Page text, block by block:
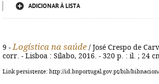
ADICIONAR À LISTA
9 - Logística na saúde / José Crespo de
corr. - Lisboa : Sílabo, 2016. - 320 p. : il. ; 24
Link persistente: http://id.bnportugal.gov.pt/bib/